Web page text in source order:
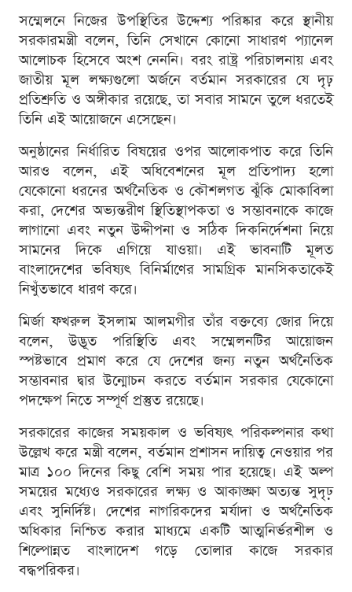
সম্মেলনে নিজের উপস্থিতির উদ্দেশ্য পরিষ্কার করে স্থানীয়
সরকারমন্ত্রী বলেন, তিনি সেখানে কোনো সাধারণ প্যানেল
আলোচক হিসেবে অংশ নেননি। বরং রাষ্ট্র পরিচালনায় এবং
জাতীয় মূল লক্ষ্যগুলো অর্জনে বর্তমান সরকারের যে দৃঢ়
প্রতিশ্রুতি ও অঙ্গীকার রয়েছে, তা সবার সামনে তুলে ধরতেই
তিনি এই আয়োজনে এসেছেন।
অনুষ্ঠানের নির্ধারিত বিষয়ের ওপর আলোকপাত করে তিনি
আরও বলেন, এই অধিবেশনের মূল প্রতিপাদ্য হলো
যেকোনো ধরনের অর্থনৈতিক ও কৌশলগত ঝুঁকি মোকাবিলা
করা, দেশের অভ্যন্তরীণ স্থিতিস্থাপকতা ও সম্ভাবনাকে কাজে
লাগানো এবং নতুন উদ্দীপনা ও সঠিক দিকনির্দেশনা নিয়ে
সামনের দিকে এগিয়ে যাওয়া। এই ভাবনাটি মূলত
বাংলাদেশের ভবিষ্যৎ বিনির্মাণের সামগ্রিক মানসিকতাকেই
নিখুঁতভাবে ধারণ করে।
মির্জা ফখরুল ইসলাম আলমগীর তাঁর বক্তব্যে জোর দিয়ে
বলেন, উদ্ভূত পরিস্থিতি এবং সম্মেলনটির আয়োজন
স্পষ্টভাবে প্রমাণ করে যে দেশের জন্য নতুন অর্থনৈতিক
সম্ভাবনার দ্বার উন্মোচন করতে বর্তমান সরকার যেকোনো
পদক্ষেপ নিতে সম্পূর্ণ প্রস্তুত রয়েছে।
সরকারের কাজের সময়কাল ও ভবিষ্যৎ পরিকল্পনার কথা
উল্লেখ করে মন্ত্রী বলেন, বর্তমান প্রশাসন দায়িত্ব নেওয়ার পর
মাত্র ১০০ দিনের কিছু বেশি সময় পার হয়েছে। এই অল্প
সময়ের মধ্যেও সরকারের লক্ষ্য ও আকাঙ্ক্ষা অত্যন্ত সুদৃঢ়
এবং সুনির্দিষ্ট। দেশের নাগরিকদের মর্যাদা ও অর্থনৈতিক
অধিকার নিশ্চিত করার মাধ্যমে একটি আত্মনির্ভরশীল ও
শিল্পোন্নত বাংলাদেশ গড়ে তোলার কাজে সরকার
বদ্ধপরিকর।